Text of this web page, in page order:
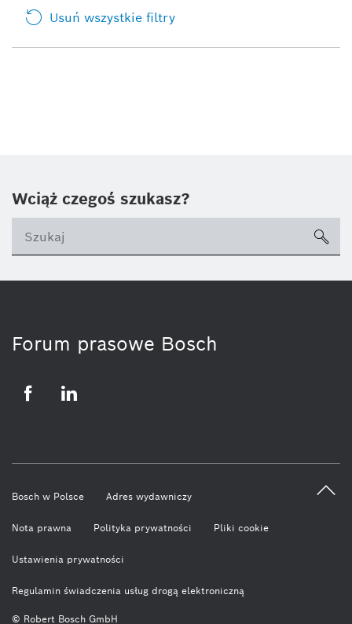
Usuń wszystkie filtry
Wciąż czegoś szukasz?
Forum prasowe Bosch
© Robert Bosch GmbH
Bosch w Polsce Adres wydawniczy
Nota prawna Polityka prywatności Pliki cookie
Ustawienia prywatności
Regulamin świadczenia usług drogą elektroniczną